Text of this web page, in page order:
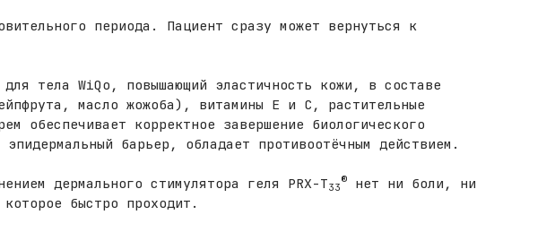
периода. Пациент сразу может вернуться к
тела WiQo, повышающий эластичность кожи, в составе
масло жожоба), витамины Е и С, растительные
корректное завершение биологического
барьер, обладает противоотёчным действием.
дермального стимулятора геля PRX-T33
®нет ни боли, ни
быстро проходит.